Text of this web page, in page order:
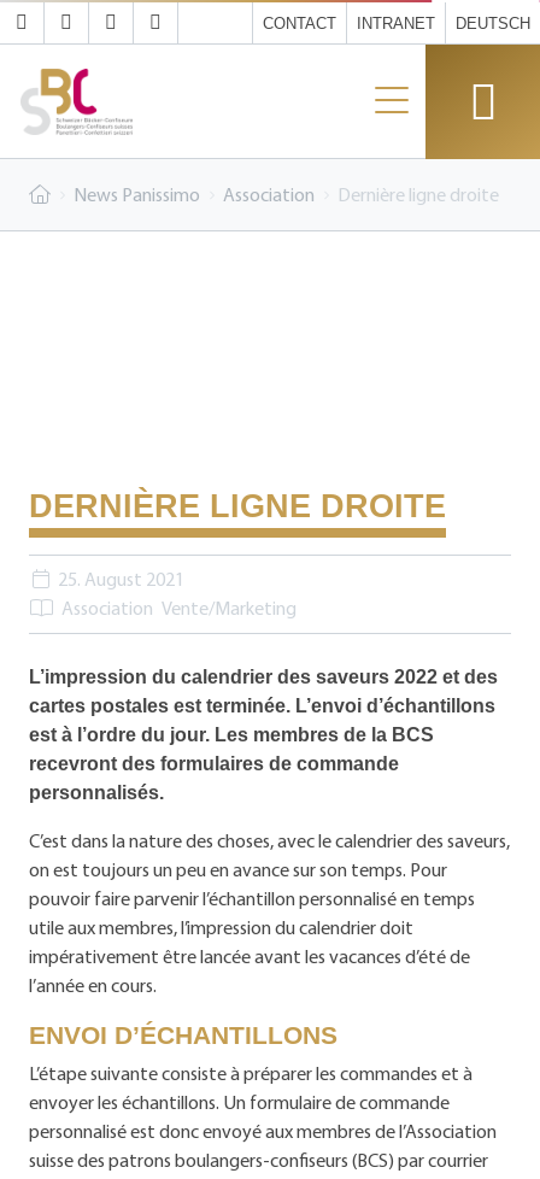
CONTACT INTRANET DEUTSCH
News Panissimo Association Dernière ligne droite
DERNIÈRE LIGNE DROITE
25. August 2021
Association Vente/Marketing
L’impression du calendrier des saveurs 2022 et des
cartes postales est terminée. L’envoi d’échantillons
est à l’ordre du jour. Les membres de la BCS
recevront des formulaires de commande
personnalisés.
C’est dans la nature des choses, avec le calendrier des saveurs,
on est toujours un peu en avance sur son temps. Pour
pouvoir faire parvenir l’échantillon personnalisé en temps
utile aux membres, l’impression du calendrier doit
impérativement être lancée avant les vacances d’été de
l’année en cours.
ENVOI D’ÉCHANTILLONS
L’étape suivante consiste à préparer les commandes et à
envoyer les échantillons. Un formulaire de commande
personnalisé est donc envoyé aux membres de l’Association
suisse des patrons boulangers-confiseurs (BCS) par courrier